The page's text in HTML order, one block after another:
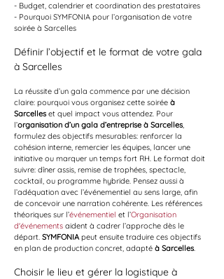
- Budget, calendrier et coordination des prestataires
- Pourquoi SYMFONIA pour l’organisation de votre
soirée à Sarcelles
Définir l’objectif et le format de votre gala
à Sarcelles
La réussite d’un gala commence par une décision
claire: pourquoi vous organisez cette soirée à
Sarcelles et quel impact vous attendez. Pour
l’organisation d’un gala d’entreprise à Sarcelles,
formulez des objectifs mesurables: renforcer la
cohésion interne, remercier les équipes, lancer une
initiative ou marquer un temps fort RH. Le format doit
suivre: dîner assis, remise de trophées, spectacle,
cocktail, ou programme hybride. Pensez aussi à
l’adéquation avec l’événementiel au sens large, afin
de concevoir une narration cohérente. Les références
théoriques sur l’événementiel et l’Organisation
d'événements aident à cadrer l’approche dès le
départ. SYMFONIA peut ensuite traduire ces objectifs
en plan de production concret, adapté à Sarcelles.
Choisir le lieu et gérer la logistique à